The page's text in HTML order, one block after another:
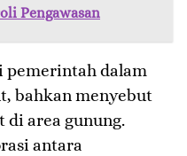
Pengawasan
pemerintah dalam
bahkan menyebut
di area gunung.
antara